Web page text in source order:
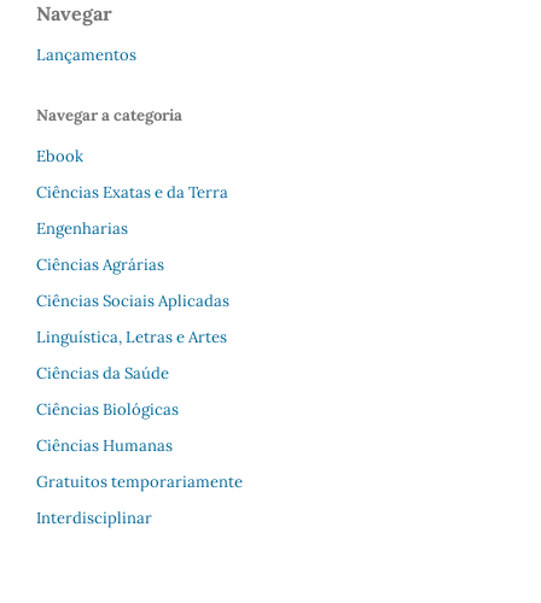
Navegar
Lançamentos
Navegar a categoria
Ebook
Ciências Exatas e da Terra
Engenharias
Ciências Agrárias
Ciências Sociais Aplicadas
Linguística, Letras e Artes
Ciências da Saúde
Ciências Biológicas
Ciências Humanas
Gratuitos temporariamente
Interdisciplinar